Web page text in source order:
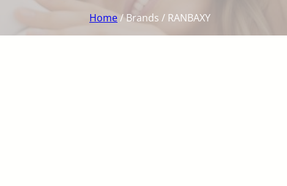
Home/ Brands / RANBAXY